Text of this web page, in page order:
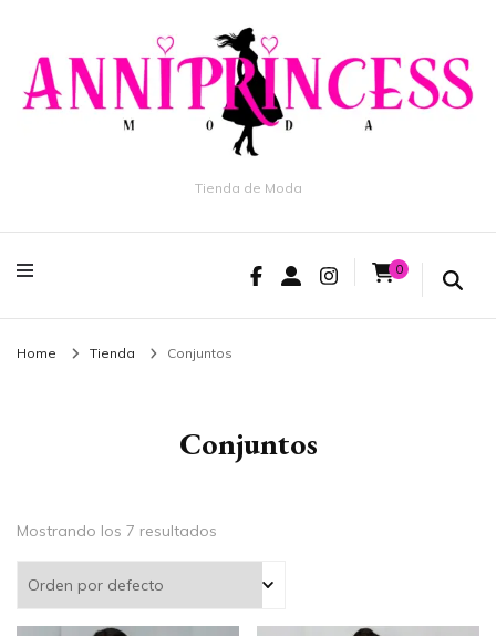
Tienda de Moda
0
Home Tienda Conjuntos
Conjuntos
Mostrando los 7 resultados